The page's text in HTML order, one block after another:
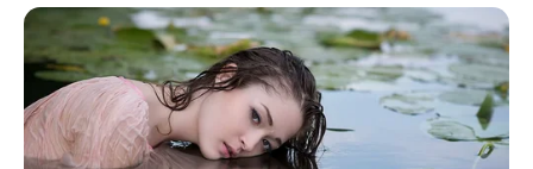
Dengan sering diajak berinteraksi, maka akan lebih mudah terjalin
ikatan alias bonding sehingga sugar glider peliharaanmu menjadi
dekat dan jinak.
TAGS HEWAN LUCU POSSUM LAYANG SUGAR GLIDER